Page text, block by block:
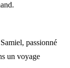
passionné
un voyage